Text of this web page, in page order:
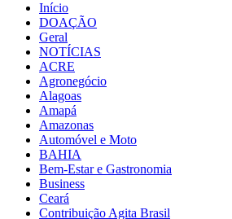
Início
DOAÇÃO
Geral
NOTÍCIAS
ACRE
Agronegócio
Alagoas
Amapá
Amazonas
Automóvel e Moto
BAHIA
Bem-Estar e Gastronomia
Business
Ceará
Contribuição Agita Brasil